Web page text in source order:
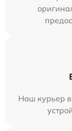
Наш курьер